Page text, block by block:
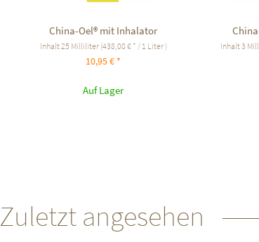
China-Oel® mit Inhalator
Inhalt25 Milliliter (438,00 € * / 1 Liter )
10,95 € *
Auf Lager
Inhalt3
Zuletzt angesehen